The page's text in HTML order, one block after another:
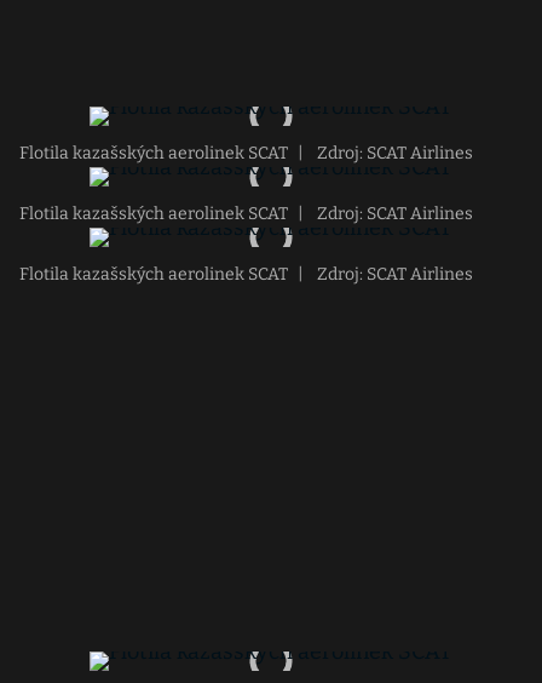
Flotila kazašských aerolinek SCAT Zdroj: SCAT Airlines
Flotila kazašských aerolinek SCAT Zdroj: SCAT Airlines
Flotila kazašských aerolinek SCAT Zdroj: SCAT Airlines